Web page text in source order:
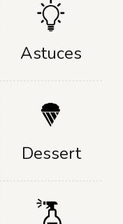
Astuces
Dessert